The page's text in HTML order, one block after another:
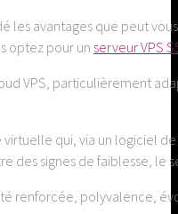
les avantages que peut
optez pour un serveur VPS
VPS, particulièrement
qui, via un logiciel
des signes de faiblesse,
renforcée, polyvalence,